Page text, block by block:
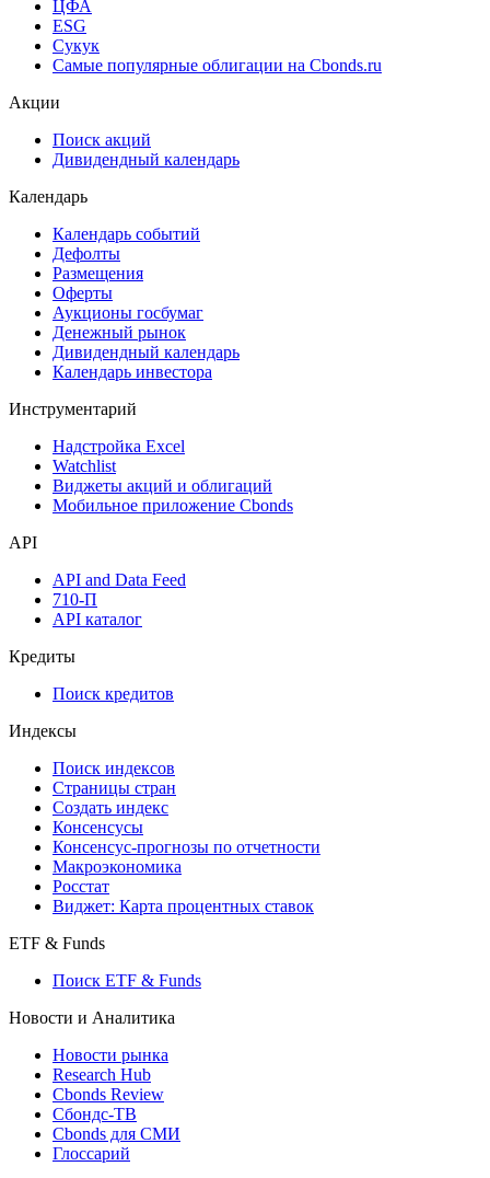
ЦФА
ESG
Сукук
Самые популярные облигации на Cbonds.ru
Акции
Поиск акций
Дивидендный календарь
Календарь
Календарь событий
Дефолты
Размещения
Оферты
Аукционы госбумаг
Денежный рынок
Дивидендный календарь
Календарь инвестора
Инструментарий
Надстройка Excel
Watchlist
Виджеты акций и облигаций
Мобильное приложение Cbonds
API
API and Data Feed
710-П
API каталог
Кредиты
Поиск кредитов
Индексы
Поиск индексов
Страницы стран
Создать индекс
Консенсусы
Консенсус-прогнозы по отчетности
Макроэкономика
Росстат
Виджет: Карта процентных ставок
ETF & Funds
Поиск ETF & Funds
Новости и Аналитика
Новости рынка
Research Hub
Cbonds Review
Сбондс-ТВ
Cbonds для СМИ
Глоссарий